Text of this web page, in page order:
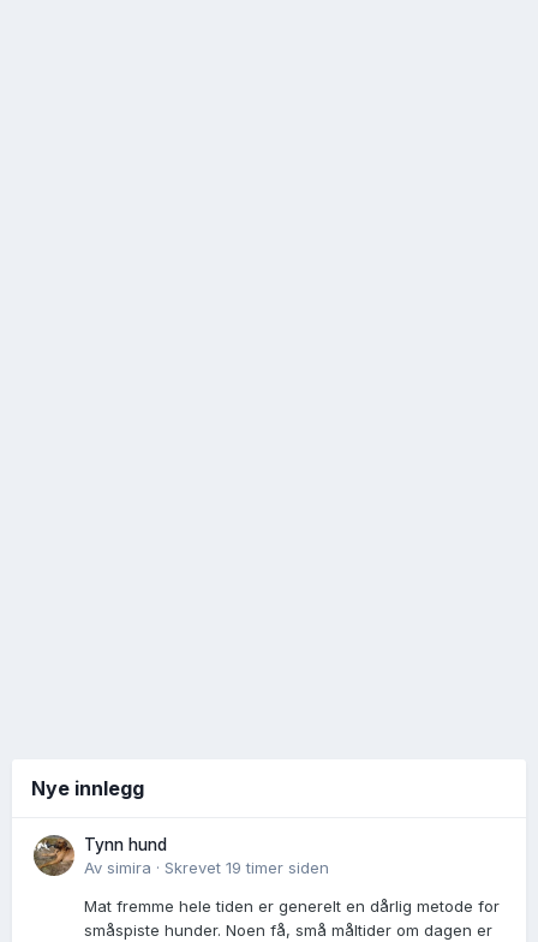
Nye innlegg
Tynn hund
Av simira · Skrevet 19 timer siden
Mat fremme hele tiden er generelt en dårlig metode for
småspiste hunder. Noen få, små måltider om dagen er